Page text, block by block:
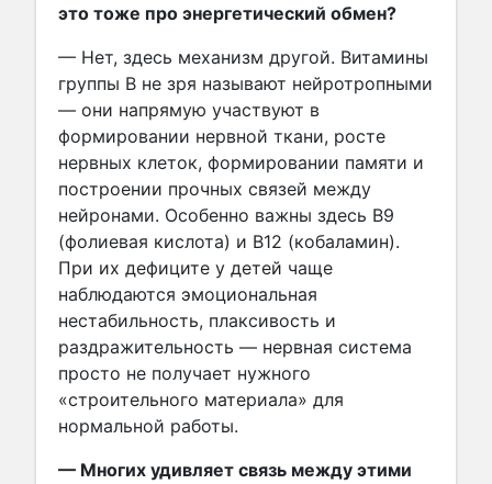
это тоже про энергетический обмен?
— Нет, здесь механизм другой. Витамины
группы В не зря называют нейротропными
— они напрямую участвуют в
формировании нервной ткани, росте
нервных клеток, формировании памяти и
построении прочных связей между
нейронами. Особенно важны здесь В9
(фолиевая кислота) и В12 (кобаламин).
При их дефиците у детей чаще
наблюдаются эмоциональная
нестабильность, плаксивость и
раздражительность — нервная система
просто не получает нужного
«строительного материала» для
нормальной работы.
— Многих удивляет связь между этими